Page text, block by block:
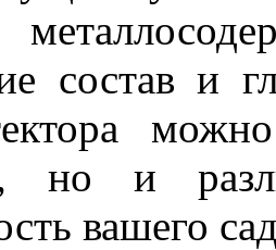
состав и
но и
вашего